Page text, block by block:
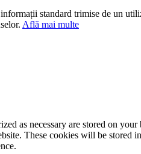
standard trimise de un
Află mai multe
as necessary are stored on your
These cookies will be stored